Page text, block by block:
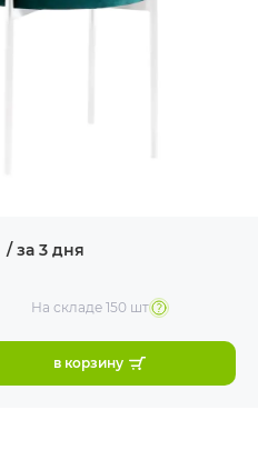
/ за 3 дня
На складе 150 шт
в корзину